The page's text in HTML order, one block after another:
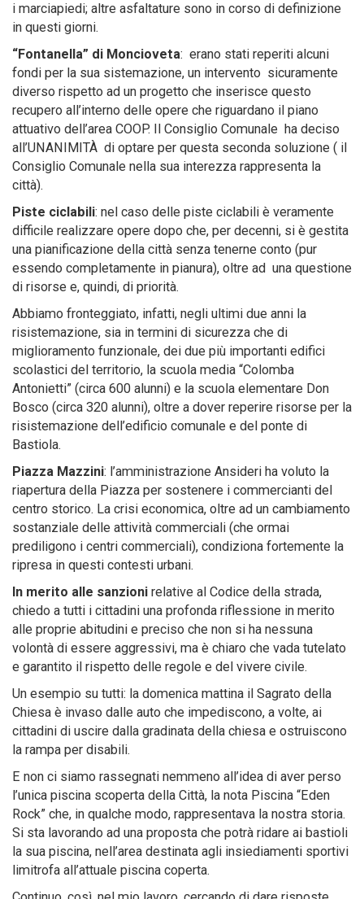
i marciapiedi; altre asfaltature sono in corso di definizione
in questi giorni.
“Fontanella” di Moncioveta: erano stati reperiti alcuni
fondi per la sua sistemazione, un intervento sicuramente
diverso rispetto ad un progetto che inserisce questo
recupero all’interno delle opere che riguardano il piano
attuativo dell’area COOP. Il Consiglio Comunale ha deciso
all’UNANIMITÀ di optare per questa seconda soluzione ( il
Consiglio Comunale nella sua interezza rappresenta la
città).
Piste ciclabili: nel caso delle piste ciclabili è veramente
difficile realizzare opere dopo che, per decenni, si è gestita
una pianificazione della città senza tenerne conto (pur
essendo completamente in pianura), oltre ad una questione
di risorse e, quindi, di priorità.
Abbiamo fronteggiato, infatti, negli ultimi due anni la
risistemazione, sia in termini di sicurezza che di
miglioramento funzionale, dei due più importanti edifici
scolastici del territorio, la scuola media “Colomba
Antonietti” (circa 600 alunni) e la scuola elementare Don
Bosco (circa 320 alunni), oltre a dover reperire risorse per la
risistemazione dell’edificio comunale e del ponte di
Bastiola.
Piazza Mazzini: l’amministrazione Ansideri ha voluto la
riapertura della Piazza per sostenere i commercianti del
centro storico. La crisi economica, oltre ad un cambiamento
sostanziale delle attività commerciali (che ormai
prediligono i centri commerciali), condiziona fortemente la
ripresa in questi contesti urbani.
In merito alle sanzioni relative al Codice della strada,
chiedo a tutti i cittadini una profonda riflessione in merito
alle proprie abitudini e preciso che non si ha nessuna
volontà di essere aggressivi, ma è chiaro che vada tutelato
e garantito il rispetto delle regole e del vivere civile.
Un esempio su tutti: la domenica mattina il Sagrato della
Chiesa è invaso dalle auto che impediscono, a volte, ai
cittadini di uscire dalla gradinata della chiesa e ostruiscono
la rampa per disabili.
E non ci siamo rassegnati nemmeno all’idea di aver perso
l’unica piscina scoperta della Città, la nota Piscina “Eden
Rock” che, in qualche modo, rappresentava la nostra storia.
Si sta lavorando ad una proposta che potrà ridare ai bastioli
la sua piscina, nell’area destinata agli insiediamenti sportivi
limitrofa all’attuale piscina coperta.